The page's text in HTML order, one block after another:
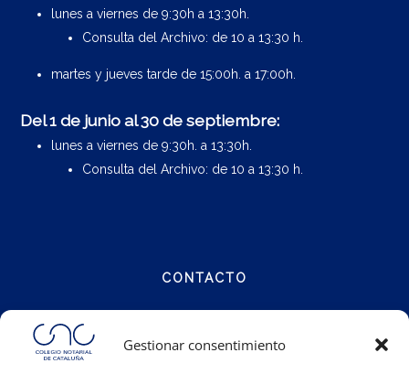
Gestionar consentimiento
lunes a viernes de 9:30h a 13:30h.
Consulta del Archivo: de 10 a 13:30 h.
martes y jueves tarde de 15:00h. a 17:00h.
Del 1 de junio al 30 de septiembre:
lunes a viernes de 9:30h. a 13:30h.
Consulta del Archivo: de 10 a 13:30 h.
CONTACTO